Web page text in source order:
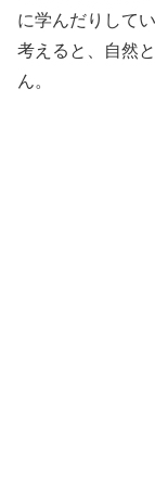
に学んだりして
考えると、自然
ん。